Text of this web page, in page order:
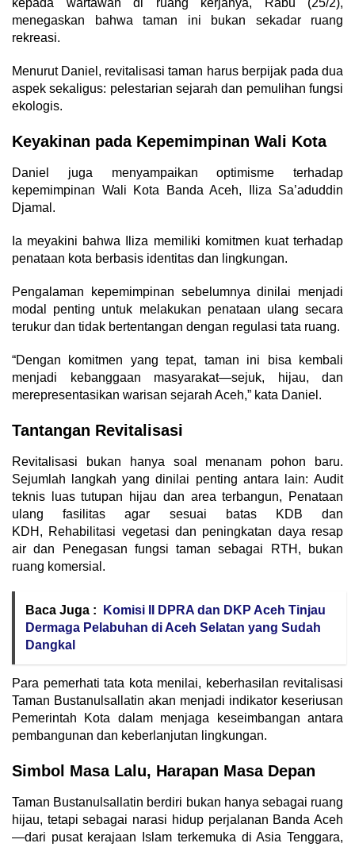
kepada wartawan di ruang kerjanya, Rabu (25/2),
menegaskan bahwa taman ini bukan sekadar ruang
rekreasi.
Menurut Daniel, revitalisasi taman harus berpijak pada dua
aspek sekaligus: pelestarian sejarah dan pemulihan fungsi
ekologis.
Keyakinan pada Kepemimpinan Wali Kota
Daniel juga menyampaikan optimisme terhadap
kepemimpinan Wali Kota Banda Aceh, Iliza Sa’aduddin
Djamal.
Ia meyakini bahwa Iliza memiliki komitmen kuat terhadap
penataan kota berbasis identitas dan lingkungan.
Pengalaman kepemimpinan sebelumnya dinilai menjadi
modal penting untuk melakukan penataan ulang secara
terukur dan tidak bertentangan dengan regulasi tata ruang.
“Dengan komitmen yang tepat, taman ini bisa kembali
menjadi kebanggaan masyarakat—sejuk, hijau, dan
merepresentasikan warisan sejarah Aceh,” kata Daniel.
Tantangan Revitalisasi
Revitalisasi bukan hanya soal menanam pohon baru.
Sejumlah langkah yang dinilai penting antara lain: Audit
teknis luas tutupan hijau dan area terbangun, Penataan
ulang fasilitas agar sesuai batas KDB dan
KDH, Rehabilitasi vegetasi dan peningkatan daya resap
air dan Penegasan fungsi taman sebagai RTH, bukan
ruang komersial.
Baca Juga :
Komisi II DPRA dan DKP Aceh Tinjau
Dermaga Pelabuhan di Aceh Selatan yang Sudah
Dangkal
Para pemerhati tata kota menilai, keberhasilan revitalisasi
Taman Bustanulsallatin akan menjadi indikator keseriusan
Pemerintah Kota dalam menjaga keseimbangan antara
pembangunan dan keberlanjutan lingkungan.
Simbol Masa Lalu, Harapan Masa Depan
Taman Bustanulsallatin berdiri bukan hanya sebagai ruang
hijau, tetapi sebagai narasi hidup perjalanan Banda Aceh
—dari pusat kerajaan Islam terkemuka di Asia Tenggara,